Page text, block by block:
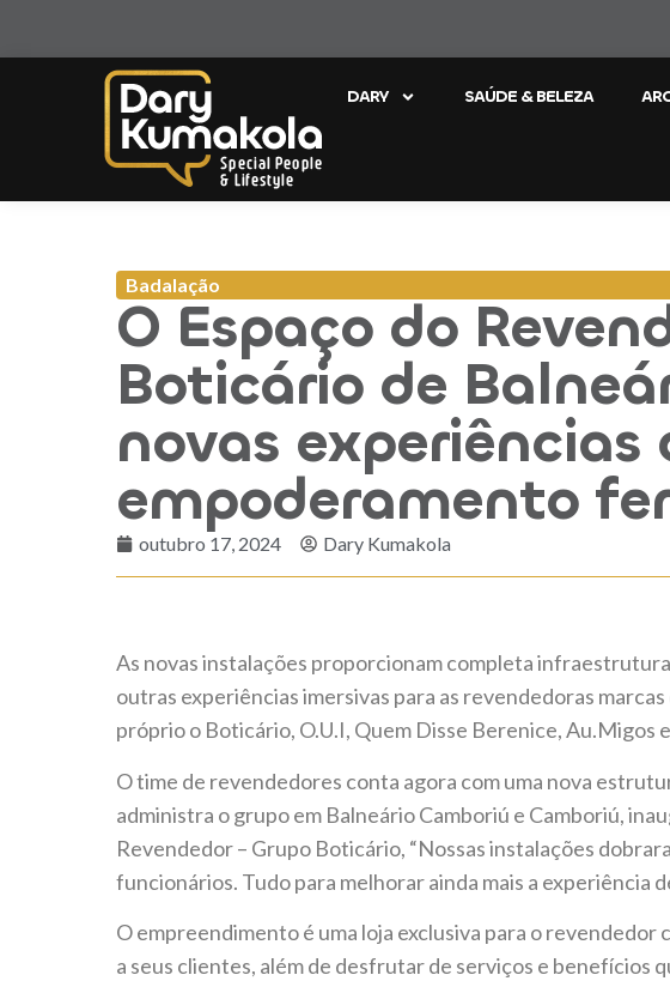
DARY SAÚDE & BELEZA
Badalação
O Espaço do
Boticário de
novas experiências
empoderamento
outubro 17, 2024 Dary Kumakola
As novas instalações proporcionam completa
outras experiências imersivas para as revendedoras
próprio o Boticário, O.U.I, Quem Disse Berenice, Au.Migos
O time de revendedores conta agora com uma nova
administra o grupo em Balneário Camboriú e Camboriú,
Revendedor – Grupo Boticário, “Nossas instalações
funcionários. Tudo para melhorar ainda mais a experiência
O empreendimento é uma loja exclusiva para o
a seus clientes, além de desfrutar de serviços e benefícios